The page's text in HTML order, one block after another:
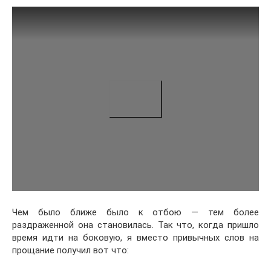
Чем было ближе было к отбою — тем более
раздраженной она становилась. Так что, когда пришло
время идти на боковую, я вместо привычных слов на
прощание получил вот что: